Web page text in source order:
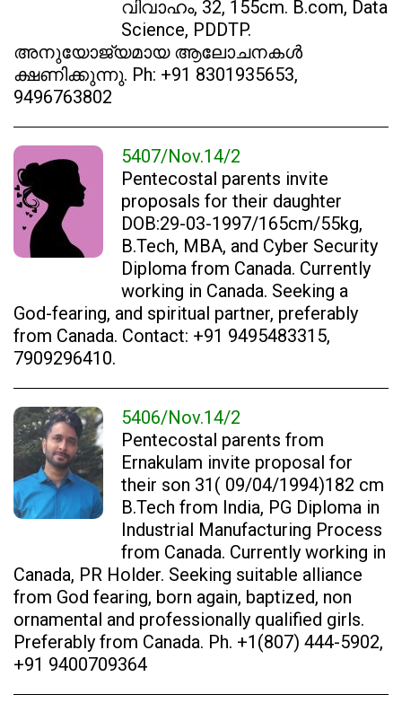
വിവാഹം, 32, 155cm. B.com, Data
Science, PDDTP.
അനുയോജ്യമായ ആലോചനകൾ
ക്ഷണിക്കുന്നു. Ph: +91 8301935653,
9496763802
5407/Nov.14/2
Pentecostal parents invite
proposals for their daughter
DOB:29-03-1997/165cm/55kg,
B.Tech, MBA, and Cyber Security
Diploma from Canada. Currently
working in Canada. Seeking a
God-fearing, and spiritual partner, preferably
from Canada. Contact: +91 9495483315,
7909296410.
5406/Nov.14/2
Pentecostal parents from
Ernakulam invite proposal for
their son 31( 09/04/1994)182 cm
B.Tech from India, PG Diploma in
Industrial Manufacturing Process
from Canada. Currently working in
Canada, PR Holder. Seeking suitable alliance
from God fearing, born again, baptized, non
ornamental and professionally qualified girls.
Preferably from Canada. Ph. +1(807) 444-5902,
+91 9400709364